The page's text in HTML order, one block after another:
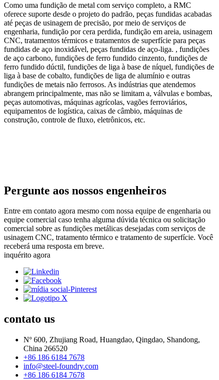
Como uma fundição de metal com serviço completo, a RMC
oferece suporte desde o projeto do padrão, peças fundidas acabadas
até peças de usinagem de precisão, por meio de serviços de
engenharia, fundição por cera perdida, fundição em areia, usinagem
CNC, tratamentos térmicos e tratamentos de superfície para peças
fundidas de aço inoxidável, peças fundidas de aço-liga. , fundições
de aço carbono, fundições de ferro fundido cinzento, fundições de
ferro fundido dúctil, fundições de liga à base de níquel, fundições de
liga à base de cobalto, fundições de liga de alumínio e outras
fundições de metais não ferrosos. As indústrias que atendemos
abrangem principalmente, mas não se limitam a, válvulas e bombas,
peças automotivas, máquinas agrícolas, vagões ferroviários,
equipamentos de logística, caixas de câmbio, máquinas de
construção, controle de fluxo, eletrônicos, etc.
Pergunte aos nossos engenheiros
Entre em contato agora mesmo com nossa equipe de engenharia ou
equipe comercial caso tenha alguma dúvida técnica ou solicitação
comercial sobre as fundições metálicas desejadas com serviços de
usinagem CNC, tratamento térmico e tratamento de superfície. Você
receberá uma resposta em breve.
inquérito agora
contato us
Nº 600, Zhujiang Road, Huangdao, Qingdao, Shandong,
China 266520
+86 186 6184 7678
info@steel-foundry.com
+86 186 6184 7678